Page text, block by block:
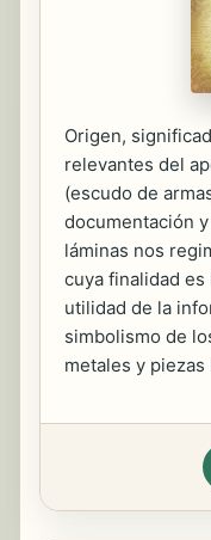
Origen,
relevantes del
(escudo de
documentación
láminas nos
cuya finalidad
utilidad de la
simbolismo de
metales y piezas